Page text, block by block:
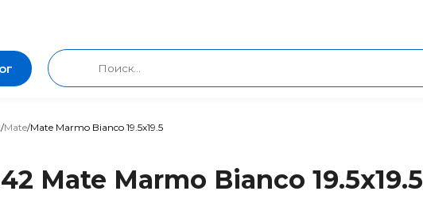
/Mate/Mate Marmo Bianco 19.5x19.5
Mate Marmo Bianco 19.5x19.5